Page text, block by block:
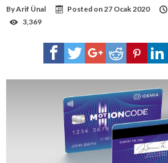
ByArif Ünal Posted on27 Ocak 2020
3,369